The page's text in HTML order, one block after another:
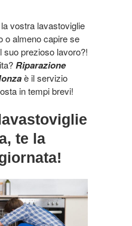
vostra lavastoviglie
o almeno capire se
suo prezioso lavoro?!
Riparazione
è il servizio
in tempi brevi!
te la